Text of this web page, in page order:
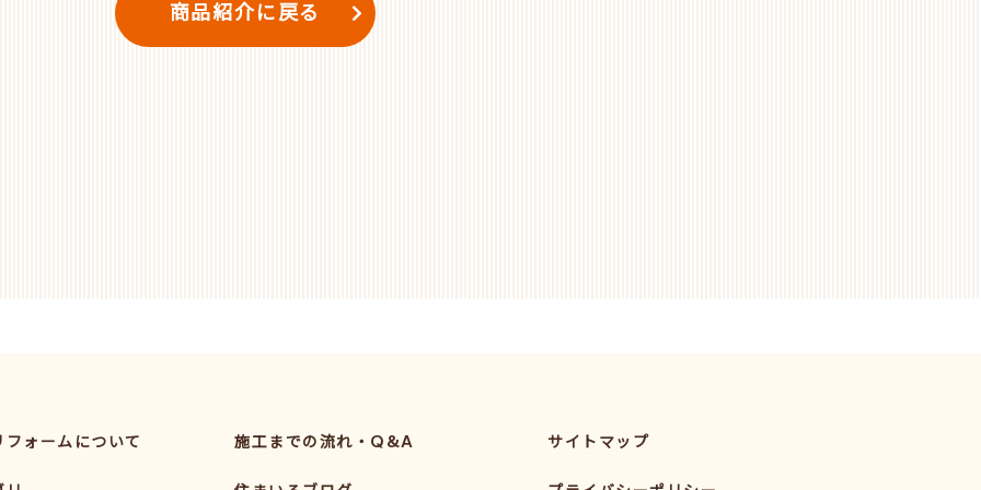
商品紹介に戻る
ォームについて
施工までの流れ・Q&A
サイトマップ